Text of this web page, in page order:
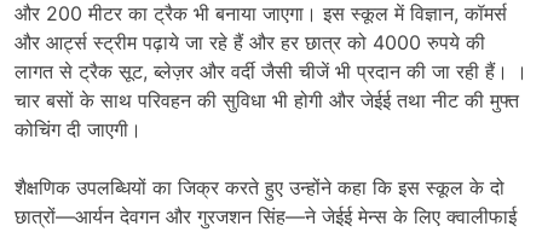
और 200 मीटर का ट्रैक भी बनाया जाएगा। इस स्कूल में विज्ञान, कॉमर्स
और आर्ट्स स्ट्रीम पढ़ाये जा रहे हैं और हर छात्र को 4000 रुपये की
लागत से ट्रैक सूट, ब्लेज़र और वर्दी जैसी चीजें भी प्रदान की जा रही हैं। ।
चार बसों के साथ परिवहन की सुविधा भी होगी और जेईई तथा नीट की मुफ्त
कोचिंग दी जाएगी।
शैक्षणिक उपलब्धियों का जिक्र करते हुए उन्होंने कहा कि इस स्कूल के दो
छात्रों—आर्यन देवगन और गुरजशन सिंह—ने जेईई मेन्स के लिए क्वालीफाई